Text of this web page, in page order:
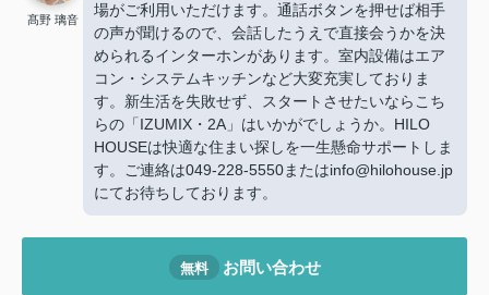
髙野 璃音
場がご利用いただけます。通話ボタンを押せば相手
の声が聞けるので、会話したうえで直接会うかを決
められるインターホンがあります。室内設備はエア
コン・システムキッチンなど大変充実しておりま
す。新生活を失敗せず、スタートさせたいならこち
らの「IZUMIX・2A」はいかがでしょうか。HILO
HOUSEは快適な住まい探しを一生懸命サポートしま
す。ご連絡は049-228-5550またはinfo@hilohouse.jp
にてお待ちしております。
無料 お問い合わせ